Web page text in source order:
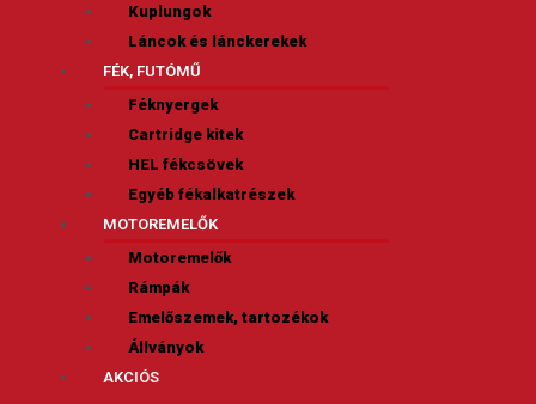
Kuplungok
Láncok és lánckerekek
FÉK, FUTÓMŰ
Féknyergek
Cartridge kitek
HEL fékcsövek
Egyéb fékalkatrészek
MOTOREMELŐK
Motoremelők
Rámpák
Emelőszemek, tartozékok
Állványok
AKCIÓS